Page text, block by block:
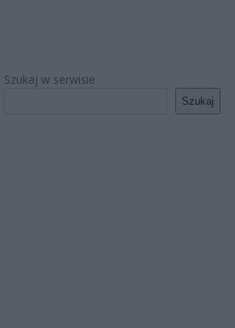
Szukaj w serwisie
Szukaj